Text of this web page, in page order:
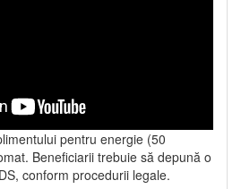
pentru energie (50
Beneficiarii trebuie să depună o
conform procedurii legale.